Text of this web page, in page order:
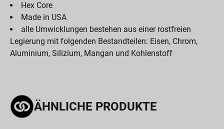
Hex Core
Made in USA
alle Umwicklungen bestehen aus einer rostfreien
Legierung mit folgenden Bestandteilen: Eisen, Chrom,
Aluminium, Silizium, Mangan und Kohlenstoff
ÄHNLICHE PRODUKTE